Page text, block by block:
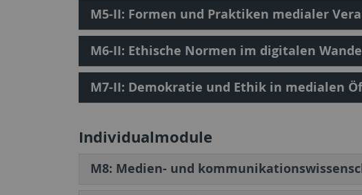
M5-II: Formen und Praktiken medialer
M6-II: Ethische Normen im digitalen
M7-II: Demokratie und Ethik in medialen
Individualmodule
M8: Medien- und